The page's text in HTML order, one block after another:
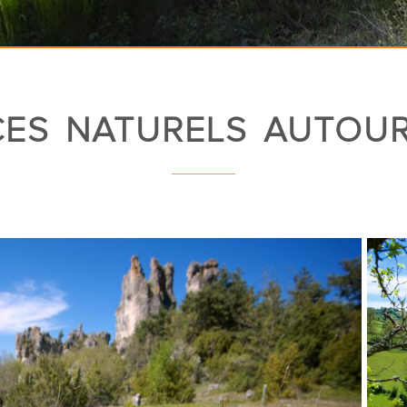
NATURELS